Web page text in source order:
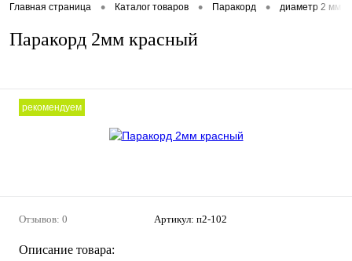
Главная страница • Каталог товаров • Паракорд • диаметр 2 мм
Паракорд 2мм красный
рекомендуем
Отзывов: 0 Артикул: п2-102
Описание товара: